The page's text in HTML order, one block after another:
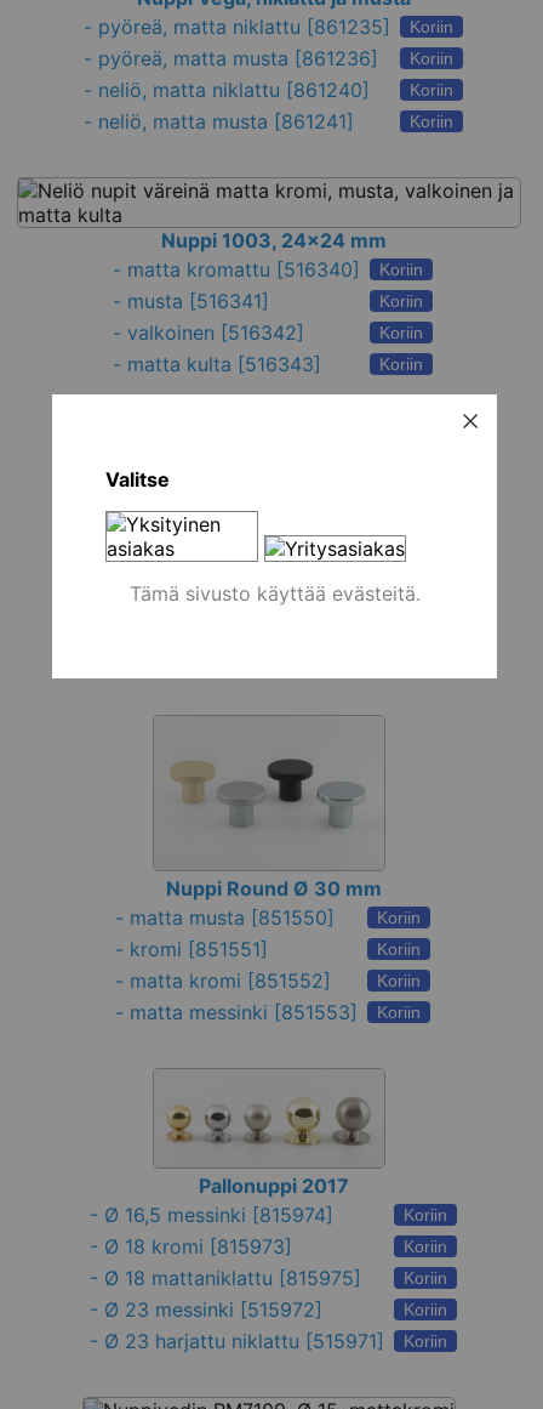
- pyöreä, matta niklattu [861235] Koriin
- pyöreä, matta musta [861236] Koriin
- neliö, matta niklattu [861240] Koriin
- neliö, matta musta [861241] Koriin
Nuppi 1003, 24x24 mm
- matta kromattu [516340] Koriin
- musta [516341] Koriin
-valkoinen [516342] Koriin
- matta kulta [516343] Koriin
Nuppi 7457, 60x15 mm
Nuppi Round Ø 30 mm
- matta musta [851550] Koriin
- kromi [851551] Koriin
- matta kromi [851552] Koriin
- matta messinki [851553] Koriin
Pallonuppi 2017
- Ø 16,5 messinki [815974] Koriin
- Ø 18 kromi [815973] Koriin
- Ø 18 mattaniklattu [815975] Koriin
- Ø 23 messinki [515972] Koriin
- Ø 23 harjattu niklattu [515971] Koriin
Valitse
Tämä sivusto käyttää evästeitä.